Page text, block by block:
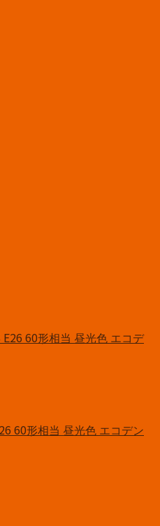
60形相当 昼光色 エコデン